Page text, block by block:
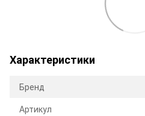
Характеристики
Бренд
Артикул